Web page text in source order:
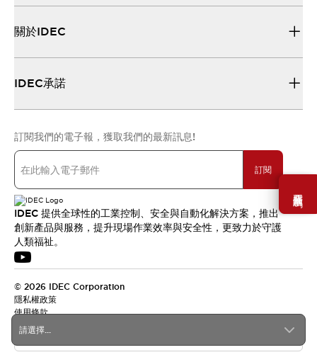
需要幫助嗎？
請選擇...
關於IDEC
IDEC承諾
訂閱我們的電子報，獲取我們的最新訊息!
訂閱
IDEC 提供全球性的工業控制、安全與自動化解決方案，推出
創新產品與服務，提升現場作業效率與安全性，更致力於守護
人類福祉。
© 2026 IDEC Corporation
隱私權政策
使用條款
台灣